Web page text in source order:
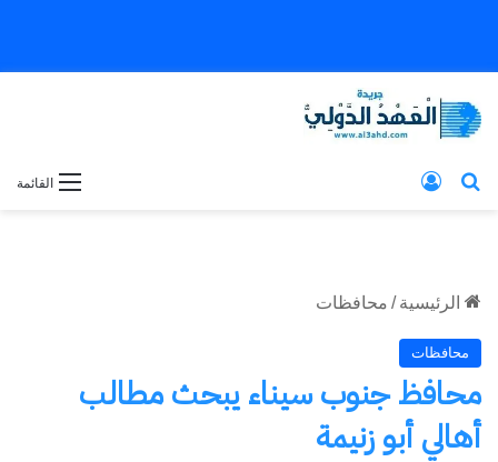
القائمة بحث عن
الرئيسية / محافظات
محافظات
محافظ جنوب سيناء يبحث مطالب
أهالي أبو زنيمة